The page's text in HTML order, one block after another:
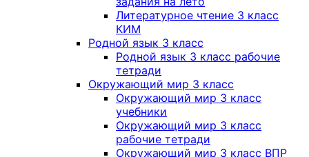
Литературное чтение 3 класс
КИМ
Родной язык 3 класс
Родной язык 3 класс рабочие
тетради
Окружающий мир 3 класс
Окружающий мир 3 класс
учебники
Окружающий мир 3 класс
рабочие тетради
Окружающий мир 3 класс ВПР